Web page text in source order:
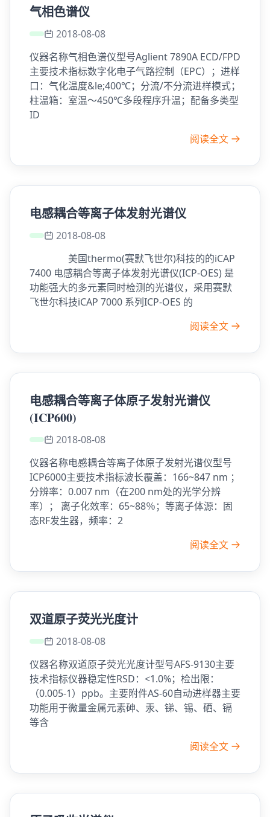
气相色谱仪
2018-08-08
仪器名称气相色谱仪型号Aglient 7890A ECD/FPD
主要技术指标数字化电子气路控制（EPC）；进样
口：气化温度&le;400℃；分流/不分流进样模式；
柱温箱：室温～450℃多段程序升温；配备多类型
ID
阅读全文
电感耦合等离子体发射光谱仪
2018-08-08
美国thermo(赛默飞世尔)科技的的iCAP
7400 电感耦合等离子体发射光谱仪(ICP-OES) 是
功能强大的多元素同时检测的光谱仪，采用赛默
飞世尔科技iCAP 7000 系列ICP-OES 的
阅读全文
电感耦合等离子体原子发射光谱仪
(ICP600)
2018-08-08
仪器名称电感耦合等离子体原子发射光谱仪型号
ICP6000主要技术指标波长覆盖：166~847 nm ；
分辨率：0.007 nm（在200 nm处的光学分辨
率）； 离子化效率：65~88％；等离子体源：固
态RF发生器，频率：2
阅读全文
双道原子荧光光度计
2018-08-08
仪器名称双道原子荧光光度计型号AFS-9130主要
技术指标仪器稳定性RSD：<1.0%；检出限：
（0.005-1）ppb。主要附件AS-60自动进样器主要
功能用于微量金属元素砷、汞、锑、锡、硒、镉
等含
阅读全文